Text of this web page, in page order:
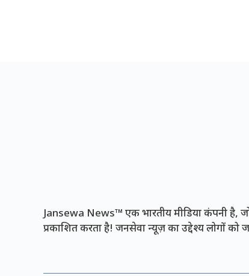
Jansewa News™ एक भारतीय मीडिया कंपनी है,
प्रकाशित करता है! जनसेवा न्यूज़ का उद्देश्य लोगों को